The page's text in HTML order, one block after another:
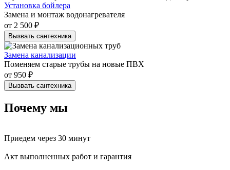
Установка бойлера
Замена и монтаж водонагревателя
от 2 500 ₽
Вызвать сантехника
Замена канализации
Поменяем старые трубы на новые ПВХ
от 950 ₽
Вызвать сантехника
Почему мы
Приедем через 30 минут
Акт выполненных работ и гарантия